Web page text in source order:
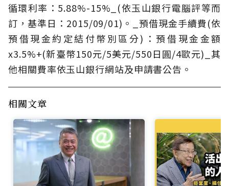
循環利率：5.88%-15%_(依玉山銀行電腦評等而
訂，基準日：2015/09/01)。_預借現金手續費(依
預借現金約定結付幣別區分)：預借現金金額
x3.5%+(新臺幣150元/5美元/550日圓/4歐元)_其
他相關費率依玉山銀行網站及申請書公告。
相關文章